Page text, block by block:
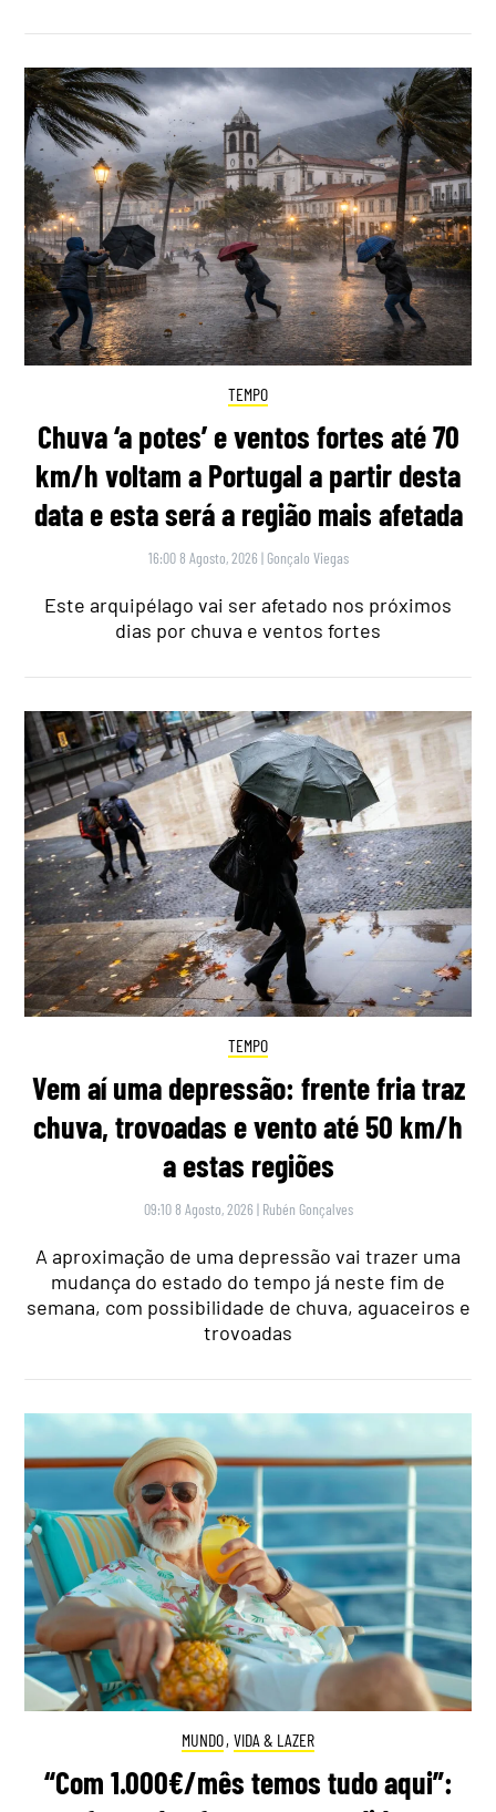
TEMPO
Chuva ‘a potes’ e ventos fortes até 70
km/h voltam a Portugal a partir desta
data e esta será a região mais afetada
16:00 8 Agosto, 2026 | Gonçalo Viegas
Este arquipélago vai ser afetado nos próximos
dias por chuva e ventos fortes
TEMPO
Vem aí uma depressão: frente fria traz
chuva, trovoadas e vento até 50 km/h
a estas regiões
09:10 8 Agosto, 2026 | Rubén Gonçalves
A aproximação de uma depressão vai trazer uma
mudança do estado do tempo já neste fim de
semana, com possibilidade de chuva, aguaceiros e
trovoadas
MUNDO, VIDA & LAZER
“Com 1.000€/mês temos tudo aqui”: